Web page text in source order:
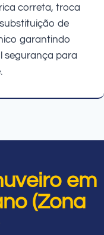
correta, troca
de
garantindo
segurança para
em
(Zona